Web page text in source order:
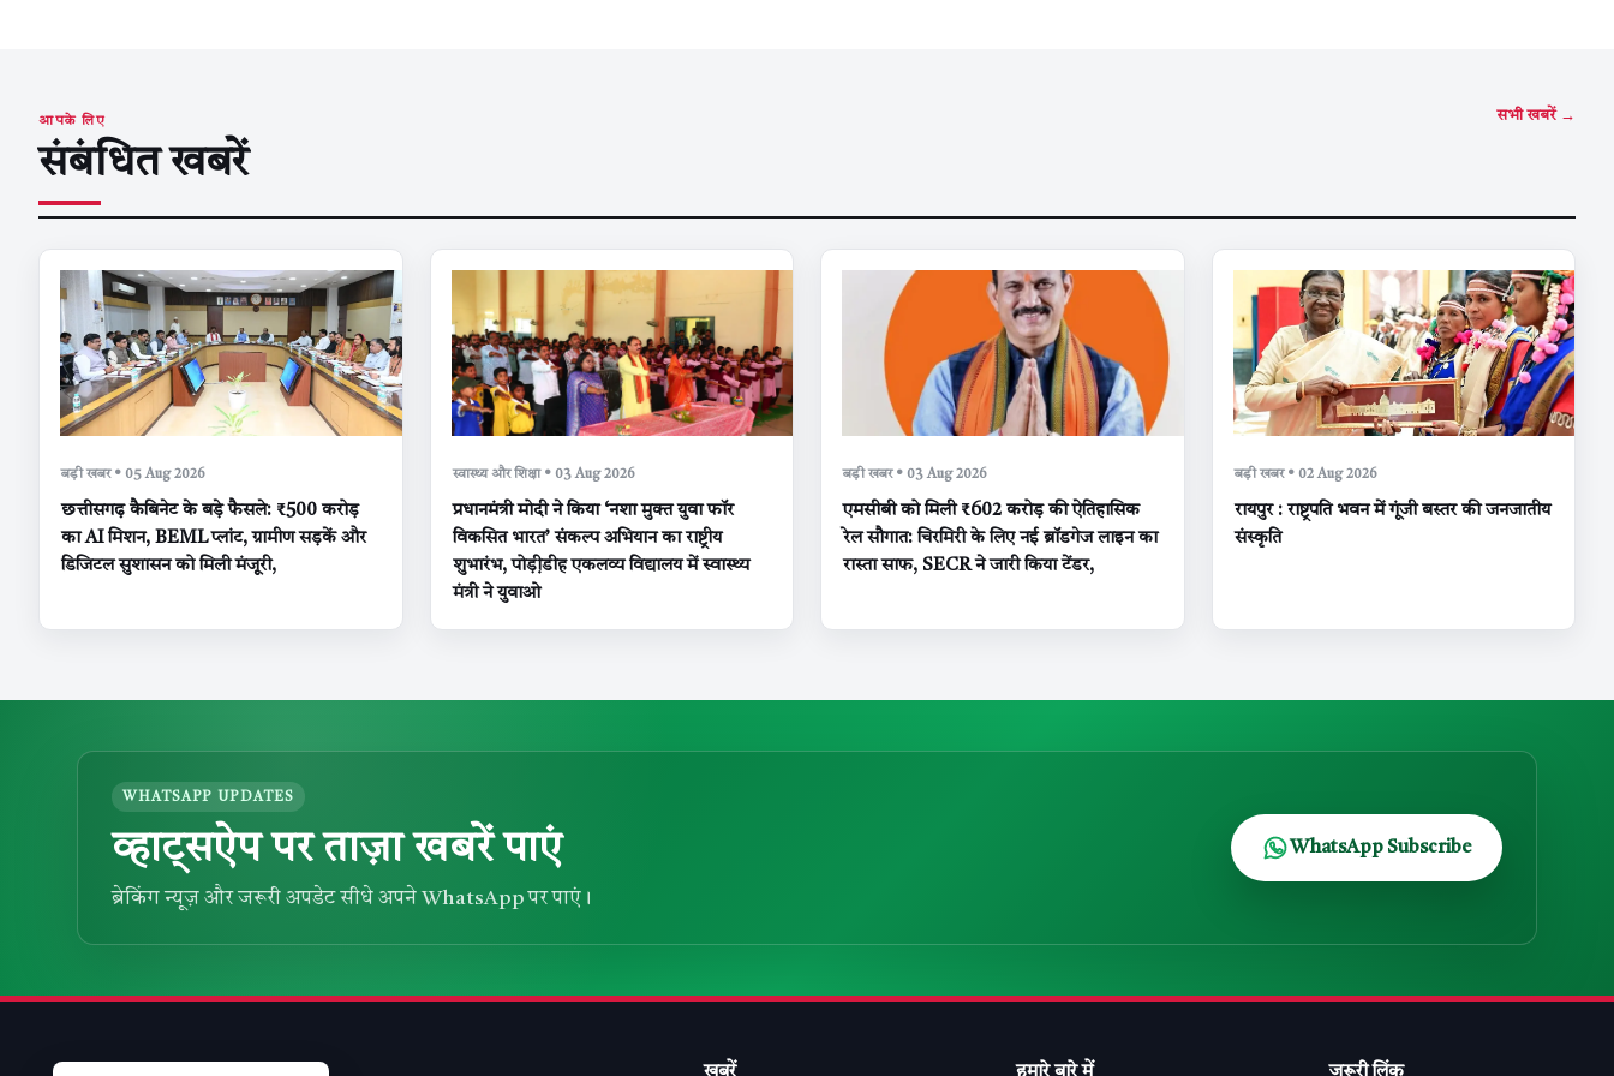
आपके लिए
संबंधित खबरें
सभी खबरें →
बड़ी खबर • 05 Aug 2026
छत्तीसगढ़ कैबिनेट के बड़े फैसले: ₹500 करोड़
का AI मिशन, BEML प्लांट, ग्रामीण सड़कें और
डिजिटल सुशासन को मिली मंजूरी,
स्वास्थ्य और शिक्षा • 03 Aug 2026
प्रधानमंत्री मोदी ने किया ‘नशा मुक्त युवा फॉर
विकसित भारत’ संकल्प अभियान का राष्ट्रीय
शुभारंभ, पोड़ी़डीह एकलव्य विद्यालय में स्वास्थ्य
मंत्री ने युवाओ
बड़ी खबर • 03 Aug 2026
एमसीबी को मिली ₹602 करोड़ की ऐतिहासिक
रेल सौगात: चिरमिरी के लिए नई ब्रॉडगेज लाइन का
रास्ता साफ, SECR ने जारी किया टेंडर,
बड़ी खबर • 02 Aug 2026
रायपुर : राष्ट्रपति भवन में गूंजी बस्तर की जनजातीय
संस्कृति
WHATSAPP UPDATES
व्हाट्सऐप पर ताज़ा खबरें पाएं
ब्रेकिंग न्यूज़ और जरूरी अपडेट सीधे अपने WhatsApp पर पाएं।
WhatsApp Subscribe
खबरें हमारे बारे में ज़रूरी लिंक